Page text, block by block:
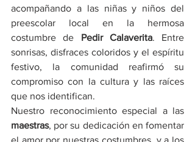
acompañando a las niñas y niños del
preescolar local en la hermosa
costumbre de Pedir Calaverita. Entre
sonrisas, disfraces coloridos y el espíritu
festivo, la comunidad reafirmó su
compromiso con la cultura y las raíces
que nos identifican.
maestras, por su dedicación en fomentar